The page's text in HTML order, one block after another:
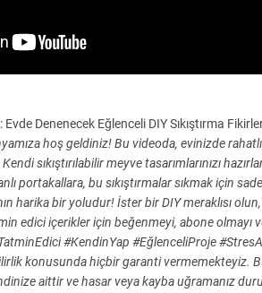
Denenecek Eğlenceli DIY Sıkıştırma
hoş geldiniz! Bu videoda, evinizde
sıkıştırılabilir meyve tasarımlarınızı
portakallara, bu sıkıştırmalar sıkmak için
harika bir yoludur! İster bir DIY meraklısı
edici içerikler için beğenmeyi, abone olmayı
#KendinYap #EğlenceliProje
konusunda hiçbir garanti vermemekteyiz.
aittir ve hasar veya kayba uğramanız